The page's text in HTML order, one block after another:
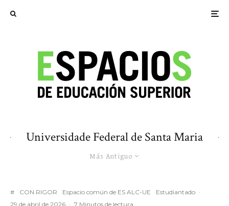
Universidade Federal de Santa Maria
Más Antiguo
# CON RIGOR Espacio común de ES ALC-UE Estudiantado ·
29 de abril de 2026 · 7 Minutos de lectura